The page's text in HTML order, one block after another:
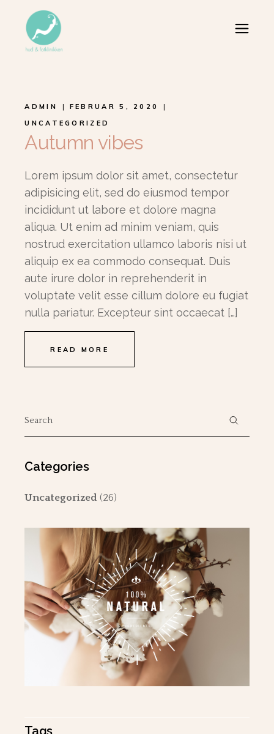
ADMIN
FEBRUAR 5, 2020
UNCATEGORIZED
Autumn vibes
Lorem ipsum dolor sit amet, consectetur
adipisicing elit, sed do eiusmod tempor
incididunt ut labore et dolore magna
aliqua. Ut enim ad minim veniam, quis
nostrud exercitation ullamco laboris nisi ut
aliquip ex ea commodo consequat. Duis
aute irure dolor in reprehenderit in
voluptate velit esse cillum dolore eu fugiat
nulla pariatur. Excepteur sint occaecat […]
READ MORE
for:
Categories
Uncategorized (26)
Tags